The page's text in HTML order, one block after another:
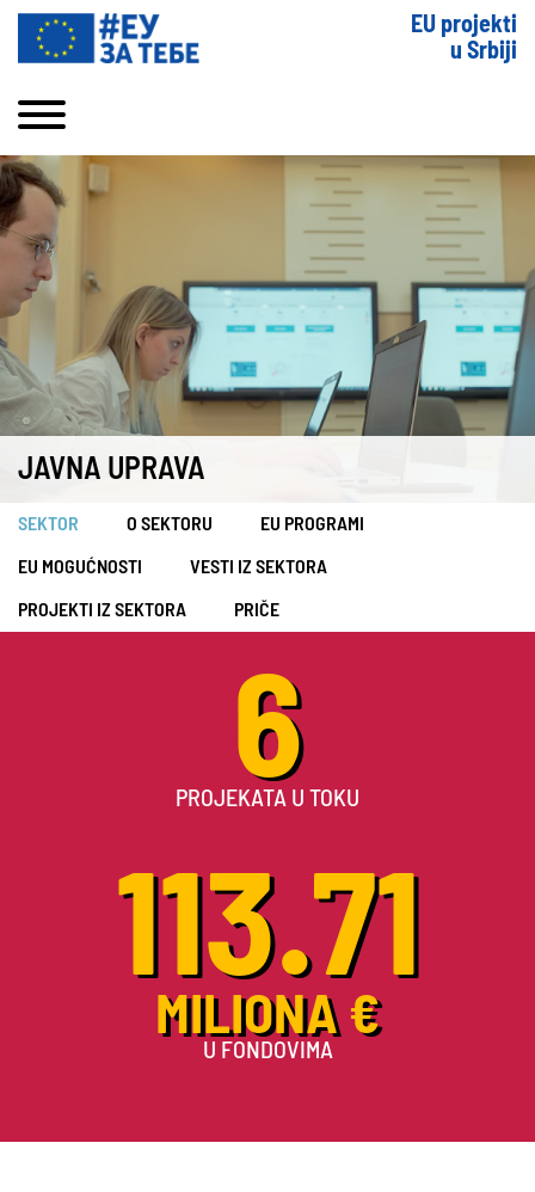
EU projekti
u Srbiji
JAVNA UPRAVA
SEKTOR O SEKTORU EU PROGRAMI
EU MOGUĆNOSTI VESTI IZ SEKTORA
PROJEKTI IZ SEKTORA PRIČE
6
PROJEKATA U TOKU
113.71
MILIONA €
U FONDOVIMA